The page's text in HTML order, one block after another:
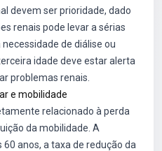
devem ser prioridade, dado
renais pode levar a sérias
de diálise ou
idade deve estar alerta
problemas renais.
e mobilidade
relacionado à perda
da mobilidade. A
anos, a taxa de redução da